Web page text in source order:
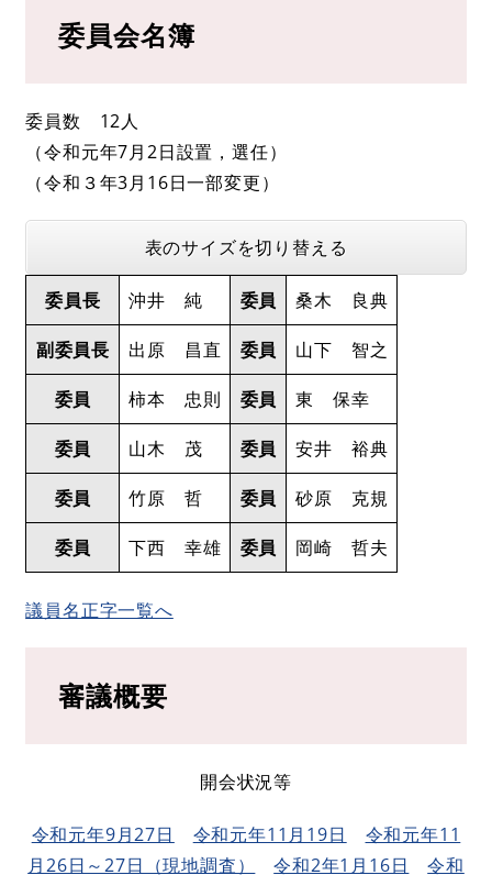
委員会名簿
委員数 12人
（令和元年7月2日設置，選任）
（令和３年3月16日一部変更）
表のサイズを切り替える
委員長 沖井 純 委員 桑木 良典
副委員長 出原 昌直 委員 山下 智之
委員 柿本 忠則 委員 東 保幸
委員 山木 茂 委員 安井 裕典
委員 竹原 哲 委員 砂原 克規
委員 下西 幸雄 委員 岡崎 哲夫
議員名正字一覧へ
審議概要
開会状況等
令和元年9月27日 令和元年11月19日
令和元年11
月26日～27日（現地調査）
令和2年1月16日
令和